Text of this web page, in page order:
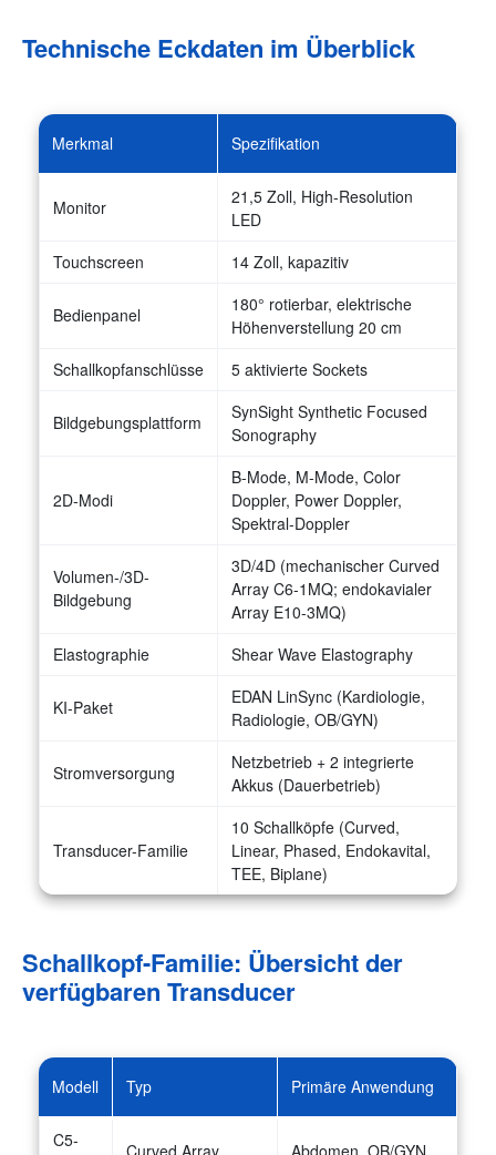
Technische Eckdaten im Überblick
Merkmal Spezifikation
Monitor
21,5 Zoll, High-Resolution
LED
Touchscreen
14 Zoll, kapazitiv
Bedienpanel
180° rotierbar, elektrische
Höhenverstellung 20 cm
Schallkopfanschlüsse
5 aktivierte Sockets
Bildgebungsplattform
SynSight Synthetic Focused
Sonography
2D-Modi
B-Mode, M-Mode, Color
Doppler, Power Doppler,
Spektral-Doppler
Volumen-/3D-
Bildgebung
3D/4D (mechanischer Curved
Array C6-1MQ; endokavialer
Array E10-3MQ)
Elastographie
Shear Wave Elastography
KI-Paket
EDAN LinSync (Kardiologie,
Radiologie, OB/GYN)
Stromversorgung
Netzbetrieb + 2 integrierte
Akkus (Dauerbetrieb)
Transducer-Familie
10 Schallköpfe (Curved,
Linear, Phased, Endokavital,
TEE, Biplane)
Schallkopf-Familie: Übersicht der
verfügbaren Transducer
Modell Typ Primäre Anwendung
C5-
Curved Array Abdomen, OB/GYN